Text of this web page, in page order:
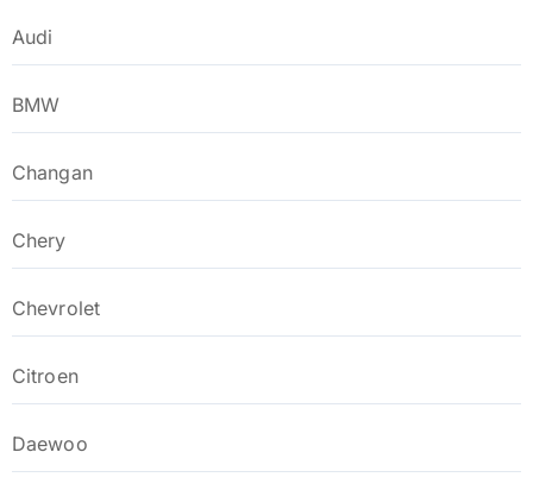
Audi
BMW
Changan
Chery
Chevrolet
Citroen
Daewoo